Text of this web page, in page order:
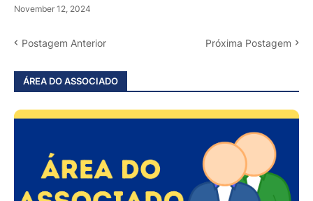
November 12, 2024
Postagem Anterior Próxima Postagem
ÁREA DO ASSOCIADO